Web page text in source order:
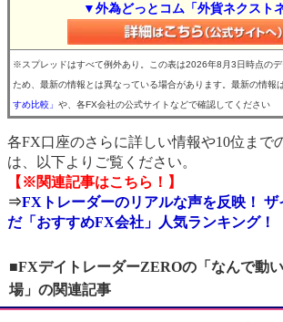
▼外為どっとコム「外貨ネクスト
※スプレッドはすべて例外あり。この表は2026年8月3日時点の
ため、最新の情報とは異なっている場合があります。最新の情報
すめ比較」 や、各FX会社の公式サイトなどで確認してください
各FX口座のさらに詳しい情報や10位まで
は、以下よりご覧ください。
【※関連記事はこちら！】
⇒FXトレーダーのリアルな声を反映！
だ「おすすめFX会社」人気ランキング！
■FXデイトレーダーZEROの「なんで動
場」の関連記事